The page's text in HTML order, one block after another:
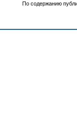
По содержанию